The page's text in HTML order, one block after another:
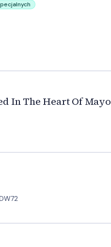
Of Mayo
In The Heart Of Mayo